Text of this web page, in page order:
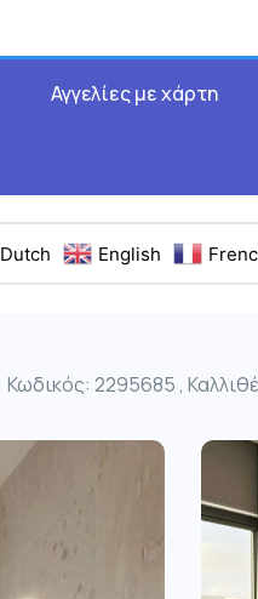
Αγγελίες με χάρτη
Dutch English
Κωδικός: 2295685 ,